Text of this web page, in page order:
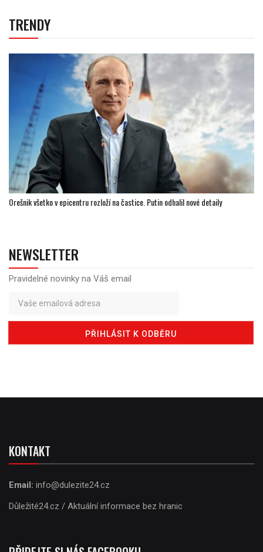
TRENDY
Orešnik všetko v epicentru rozloží na častice. Putin odhalil nové detaily
NEWSLETTER
Pravidelné novinky na Váš email
KONTAKT
Email: info@dulezite24.cz
Důležité24.cz / Aktuální informace bez hranic